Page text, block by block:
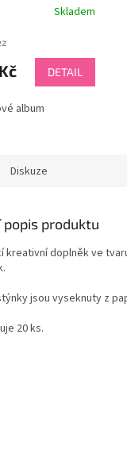
Skladem
DETAIL
album
Diskuze
popis produktu
kreativní doplněk ve
jsou vyseknuty z
20 ks.